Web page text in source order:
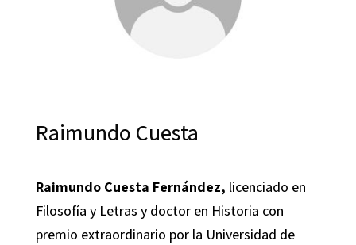
Raimundo Cuesta
Raimundo Cuesta Fernández, licenciado en
Filosofía y Letras y doctor en Historia con
premio extraordinario por la Universidad de